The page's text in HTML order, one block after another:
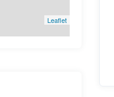
Leaflet